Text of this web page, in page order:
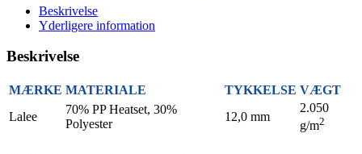
Beskrivelse
Yderligere information
Beskrivelse
MÆRKE MATERIALE TYKKELSE VÆGT
Lalee
70% PP Heatset, 30%
Polyester
12,0 mm
2.050
g/m2